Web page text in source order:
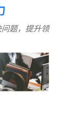
题，提升领